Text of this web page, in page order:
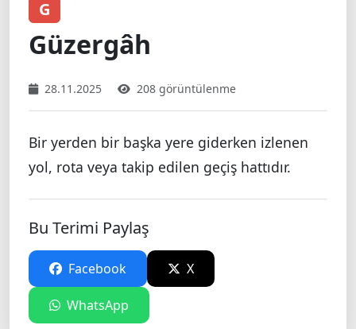
G
Güzergâh
28.11.2025 208 görüntülenme
Bir yerden bir başka yere giderken izlenen
yol, rota veya takip edilen geçiş hattıdır.
Bu Terimi Paylaş
Facebook X
WhatsApp